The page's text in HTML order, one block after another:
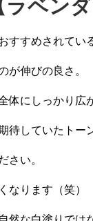
ラベンダ
すすめされてい
が伸びの良さ。
体にしっかり広
待していたトー
さい。
なります（笑）